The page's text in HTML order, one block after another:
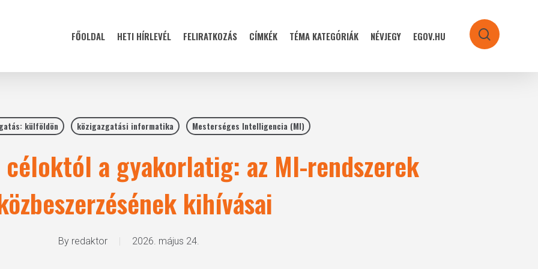
FŐOLDAL HETI HÍRLEVÉL FELIRATKOZÁS CÍMKÉK TÉMA KATEGÓRIÁK NÉVJEGY EGOV.HU search
külföldön közigazgatási informatika Mesterséges Intelligencia (MI)
a gyakorlatig: az MI-rendszerek
kihívásai
By redaktor 2026. május 24.